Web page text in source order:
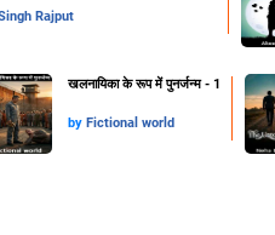
Rajput
खलनायिका के रूप में पुनर्जन्म - 1
by Fictional world